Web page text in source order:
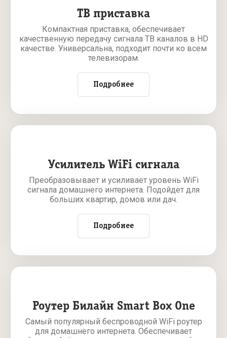
ТВ приставка
Компактная приставка, обеспечивает
качественную передачу сигнала ТВ каналов в HD
качестве. Универсальна, подходит почти ко всем
телевизорам.
Подробнее
Усилитель WiFi сигнала
Преобразовывает и усиливает уровень WiFi
сигнала домашнего интернета. Подойдет для
больших квартир, домов или дач.
Подробнее
Роутер Билайн Smart Box One
Самый популярный беспроводной WiFi роутер
для домашнего интернета. Обеспечивает